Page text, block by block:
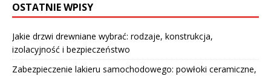
OSTATNIE WPISY
Jakie drzwi drewniane wybrać: rodzaje, konstrukcja,
izolacyjność i bezpieczeństwo
Zabezpieczenie lakieru samochodowego: powłoki ceramiczne,